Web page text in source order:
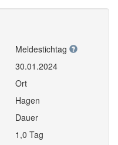
Meldestichtag
30.01.2024
Ort
Hagen
Dauer
1,0 Tag